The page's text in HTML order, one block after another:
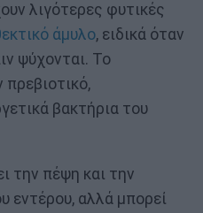
λιγότερες φυτικές
άμυλο, ειδικά όταν
ψύχονται. Το
βακτήρια του
την πέψη και την
εντέρου, αλλά μπορεί